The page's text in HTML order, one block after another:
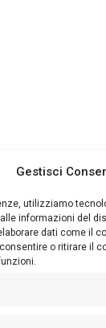
Gestisci
utilizziamo
informazioni del
dati come il
o ritirare il
Cirronis Ditta